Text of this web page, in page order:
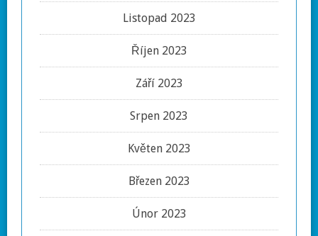
Listopad 2023
Říjen 2023
Září 2023
Srpen 2023
Květen 2023
Březen 2023
Únor 2023